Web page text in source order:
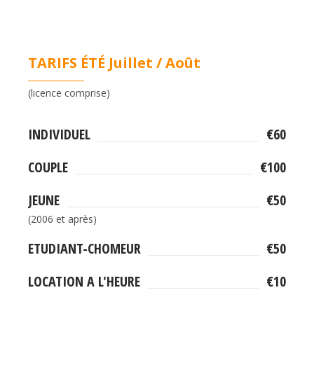
TARIFS ÉTÉ Juillet / Août
(licence comprise)
INDIVIDUEL
€60
COUPLE
€100
JEUNE
€50
(2006 et après)
ETUDIANT-CHOMEUR
€50
LOCATION A L'HEURE
€10